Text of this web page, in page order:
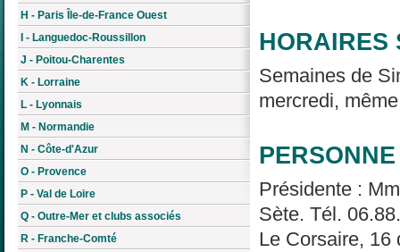
H - Paris Île-de-France Ouest
I - Languedoc-Roussillon
J - Poitou-Charentes
K - Lorraine
L - Lyonnais
M - Normandie
N - Côte-d'Azur
O - Provence
P - Val de Loire
Q - Outre-Mer et clubs associés
R - Franche-Comté
HORAIRES
Semaines de
mercredi,
Présidente :
Sète. Tél.
Le Corsaire, 16